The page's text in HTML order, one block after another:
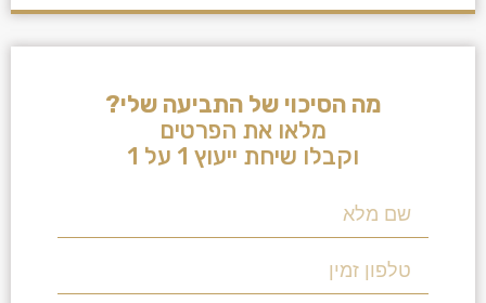
מה הסיכוי של התביעה שלי?
מלאו את הפרטים
וקבלו שיחת ייעוץ 1 על 1